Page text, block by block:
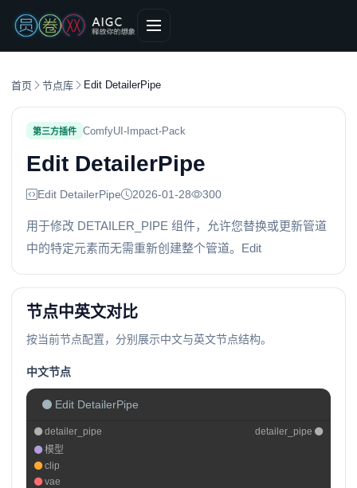
首页 节点库 Edit DetailerPipe
第三方插件 ComfyUI-Impact-Pack
Edit DetailerPipe
Edit DetailerPipe 2026-01-28 300
用于修改 DETAILER_PIPE 组件，允许您替换或更新管道
中的特定元素而无需重新创建整个管道。Edit
节点中英文对比
按当前节点配置，分别展示中文与英文节点结构。
中文节点
Edit DetailerPipe
detailer_pipe
模型
clip
vae
detailer_pipe